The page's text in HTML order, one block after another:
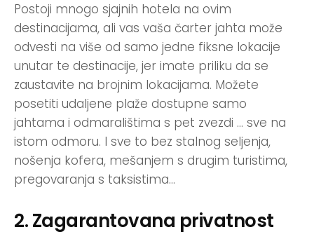
Postoji mnogo sjajnih hotela na ovim
destinacijama, ali vas vaša čarter jahta može
odvesti na više od samo jedne fiksne lokacije
unutar te destinacije, jer imate priliku da se
zaustavite na brojnim lokacijama. Možete
posetiti udaljene plaže dostupne samo
jahtama i odmaralištima s pet zvezdi … sve na
istom odmoru. I sve to bez stalnog seljenja,
nošenja kofera, mešanjem s drugim turistima,
pregovaranja s taksistima…
2. Zagarantovana privatnost